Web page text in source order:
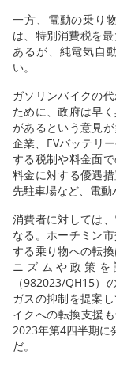
一方、電動の乗り
は、特別消費税を
あるが、純電気自
い。
ガソリンバイクの
ために、政府は早
があるという意見
企業、EVバッテリ
する税制や料金面
料金に対する優遇
先駐車場など、電動
消費者に対しては
なる。ホーチミン
する乗り物への転
ニズムや政策
（982023/QH15）
ガスの抑制を提案
イクへの転換支援
2023年第4四半期に
だ。